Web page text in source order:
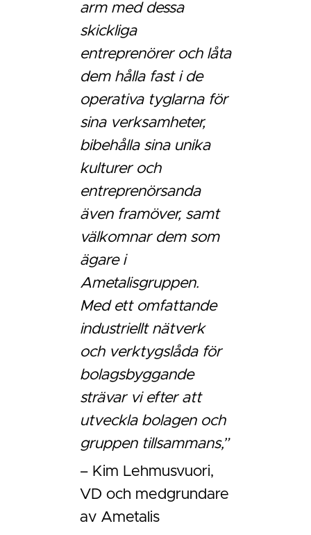
arm med dessa
skickliga
entreprenörer och låta
dem hålla fast i de
operativa tyglarna för
sina verksamheter,
bibehålla sina unika
kulturer och
entreprenörsanda
även framöver, samt
välkomnar dem som
ägare i
Ametalisgruppen.
Med ett omfattande
industriellt nätverk
och verktygslåda för
bolagsbyggande
strävar vi efter att
utveckla bolagen och
gruppen tillsammans,”
– Kim Lehmusvuori,
VD och medgrundare
av Ametalis